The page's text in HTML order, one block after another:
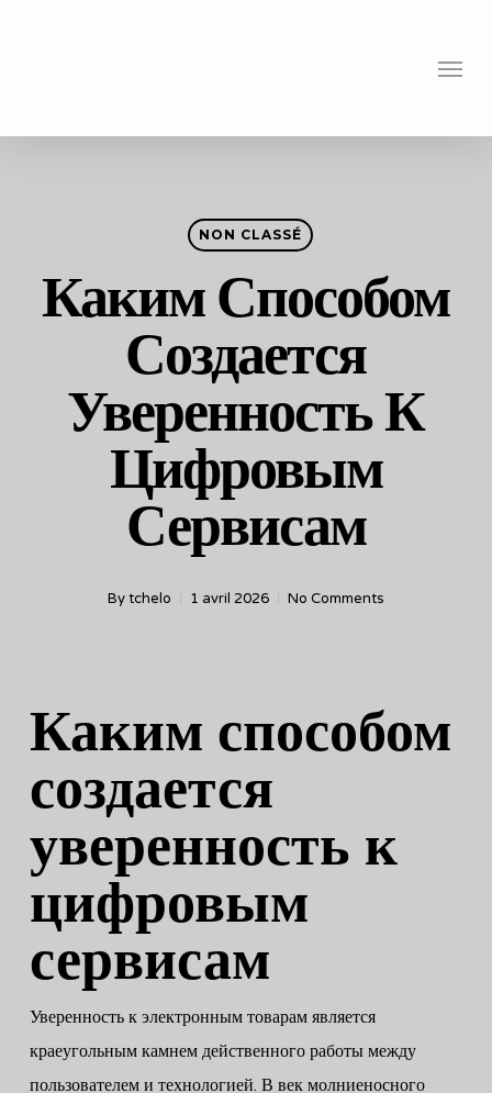
Menu
NON CLASSÉ
Каким Способом
Создается
Уверенность К
Цифровым
Сервисам
Bytchelo 1 avril 2026 No Comments
Каким способом
создается
уверенность к
цифровым
сервисам
Уверенность к электронным товарам является
краеугольным камнем действенного работы между
пользователем и технологией. В век молниеносного